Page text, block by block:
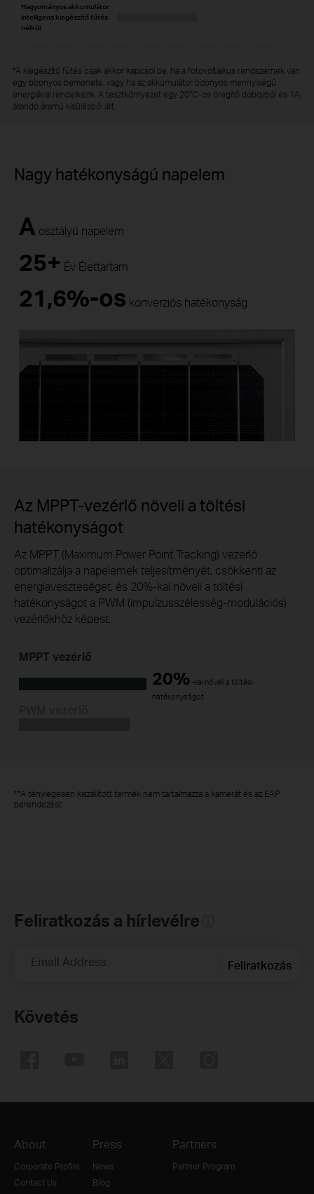
Hagyományos akkumulátor
intelligens kiegészítő fűtés
nélkül
*A kiegészítő fűtés csak akkor kapcsol be, ha a fotovoltaikus rendszernek van
egy bizonyos bemenete, vagy ha az akkumulátor bizonyos mennyiségű
energiával rendelkezik. A tesztkörnyezet egy 20°C-os öregítő dobozból és 1A
állandó áramú kisülésből állt.
Nagy hatékonyságú napelem
A osztályú napelem
25+ Év Élettartam
21,6%-os konverziós hatékonyság
Az MPPT-vezérlő növeli a töltési
hatékonyságot
Az MPPT (Maximum Power Point Tracking) vezérlő
optimalizálja a napelemek teljesítményét, csökkenti az
energiaveszteséget, és 20%-kal növeli a töltési
hatékonyságot a PWM (impulzusszélesség-modulációs)
vezérlőkhöz képest.
MPPT vezérlő
20% -kal növeli a töltési
hatékonyságot
**A ténylegesen kiszállított termék nem tartalmazza a kamerát és az EAP
berendezést.
Feliratkozás a hírlevélre
Email Address Feliratkozás
Követés
About
Corporate Profile
Contact Us
Press
News
Blog
Partners
Partner Program